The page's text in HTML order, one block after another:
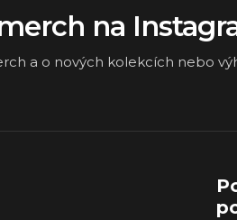
na
a o nových kolekcích nebo